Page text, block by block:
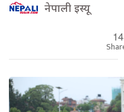
नेपाली इस्यू
14